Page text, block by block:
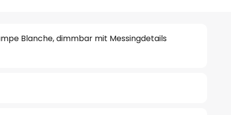
Blanche, dimmbar mit Messingdetails